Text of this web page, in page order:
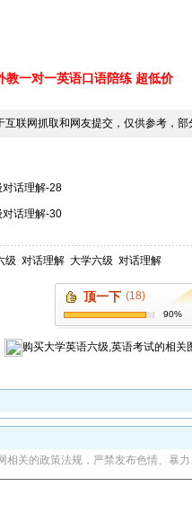
教一对一英语口语陪练 超低价
互联网抓取和网友提交，仅供参考，
对话理解-28
对话理解-30
级 对话理解 大学六级 对话理解
顶一下 (18)
90%
购买大学英语六级,英语考试的相关
相关的政策法规，严禁发布色情、暴力